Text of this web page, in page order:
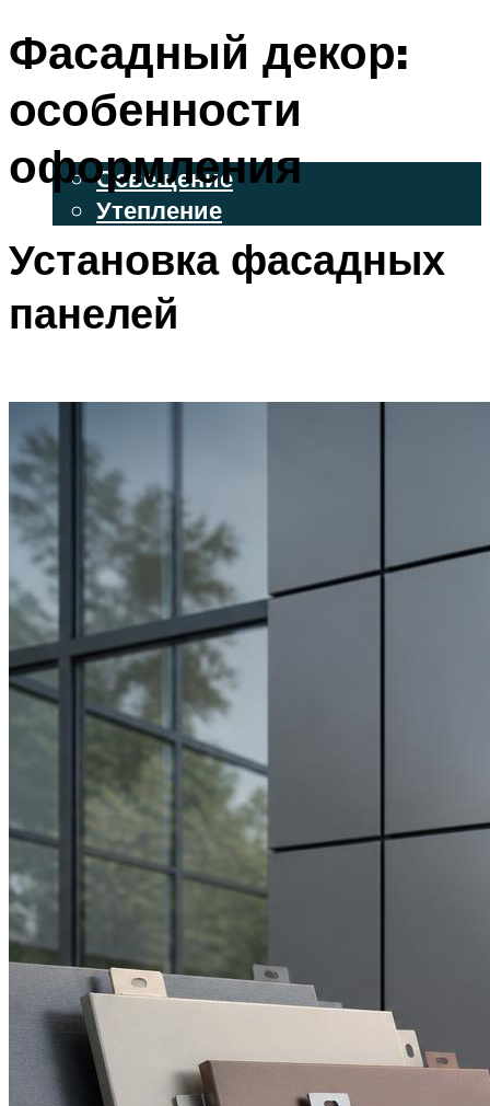
ВЕНТИЛИРУЕМЫЕ ФАСАДЫ
ФАСАДНЫЙ САЙДИНГ
ОСВЕЩЕНИЕ И УТЕПЛЕНИЕ
Освещение
Утепление
ДЕКОР
МЕНЮ
Фасадный декор:
особенности
оформления
Установка фасадных
панелей